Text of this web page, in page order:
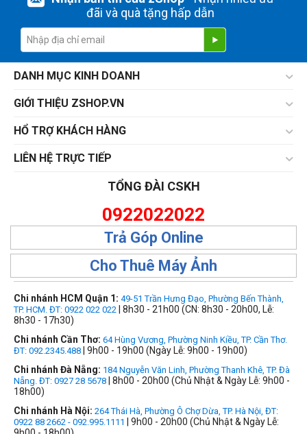
đãi và quà tặng hấp dẫn
DANH MỤC KINH DOANH
GIỚI THIỆU ZSHOP.VN
HỔ TRỢ KHÁCH HÀNG
LIÊN HỆ TRỰC TIẾP
TỔNG ĐÀI CSKH
0922022022
Trả Góp Online
Cho Thuê Máy Ảnh
Chi nhánh HCM Quận 1: 49-51 Trần Hưng Đạo, Phường Bến Thành,
TP. HCM. ĐT: 0922 022 022 | 8h30 - 21h00 (CN: 8h30 - 20h00, Lễ:
8h30 - 17h30)
Chi nhánh Cần Thơ: 64 Hùng Vương, Phường Ninh Kiều, TP. Cần Thơ.
ĐT: 092.2345.488 | 9h00 - 19h00 (Ngày Lễ: 9h00 - 19h00)
Chi nhánh Đà Nẵng: 184 Nguyễn Văn Linh, Phường Thanh Khê, TP. Đà
Nẵng. ĐT: 0927 28 5678 | 8h00 - 20h00 (Chủ Nhật & Ngày Lễ: 9h00 -
18h00)
Chi nhánh Hà Nội: 264 Thái Hà, Phường Ô Chợ Dừa, TP. Hà Nội, ĐT:
0922 88 2662 - 092.995.1111
| 9h00 - 20h00 (Chủ Nhật & Ngày Lễ: